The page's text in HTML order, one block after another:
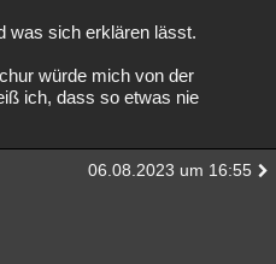
was sich erklären lässt.
würde mich von der
ich, dass so etwas nie
06.08.2023 um 16:55